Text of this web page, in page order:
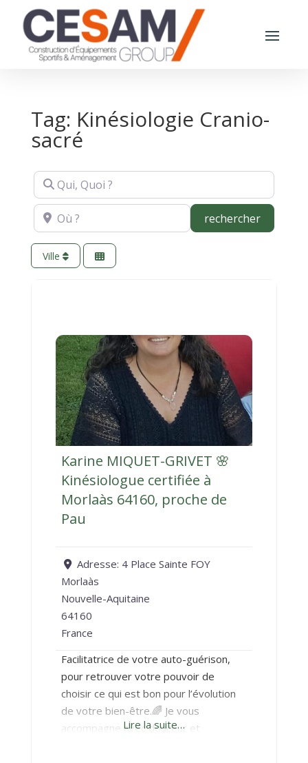
Tag: Kinésiologie Cranio-
sacré
Qui, Quoi ?
Où ? rechercher
Ville
Karine MIQUET-GRIVET 🌸
Kinésiologue certifiée à
Morlaàs 64160, proche de
Pau
Adresse: 4 Place Sainte FOY
Morlaàs
Nouvelle-Aquitaine
64160
France
Facilitatrice de votre auto-guérison,
pour retrouver votre pouvoir de
choisir ce qui est bon pour l’évolution
de votre bien-être.🌈 Je vous
accompagne avec douceur et
Lire la suite…